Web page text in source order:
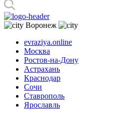
Воронеж
evraziya.online
Москва
Ростов-на-Дону
Астрахань
Краснодар
Сочи
Ставрополь
Ярославль